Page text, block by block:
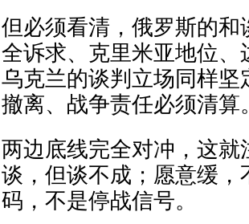
但必须看清，俄罗斯的
全诉求、克里米亚地位
乌克兰的谈判立场同样
撤离、战争责任必须清算。
两边底线完全对冲，这
谈，但谈不成；愿意缓
码，不是停战信号。